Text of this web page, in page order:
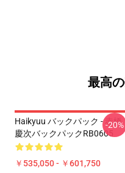
最高
Haikyuu バックパック - 赤橋
慶次バックパックRB0605
￥535,050 - ￥601,750
-20%